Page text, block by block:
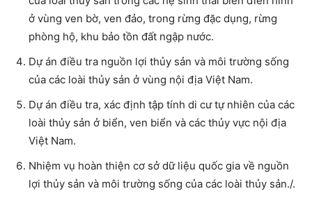
ở vùng ven bờ, ven đảo, trong rừng đặc dụng, rừng
phòng hộ, khu bảo tồn đất ngập nước.
Dự án điều tra nguồn lợi thủy sản và môi trường sống
của các loài thủy sản ở vùng nội địa Việt Nam.
Dự án điều tra, xác định tập tính di cư tự nhiên của các
loài thủy sản ở biển, ven biển và các thủy vực nội địa
Việt Nam.
Nhiệm vụ hoàn thiện cơ sở dữ liệu quốc gia về nguồn
lợi thủy sản và môi trường sống của các loài thủy sản./.